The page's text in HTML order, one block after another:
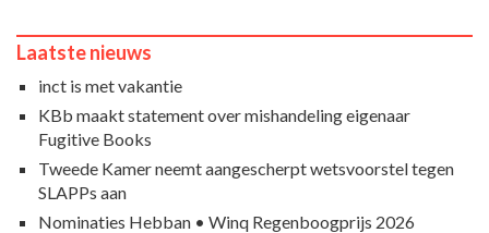
Laatste nieuws
inct is met vakantie
KBb maakt statement over mishandeling eigenaar
Fugitive Books
Tweede Kamer neemt aangescherpt wetsvoorstel tegen
SLAPPs aan
Nominaties Hebban • Winq Regenboogprijs 2026